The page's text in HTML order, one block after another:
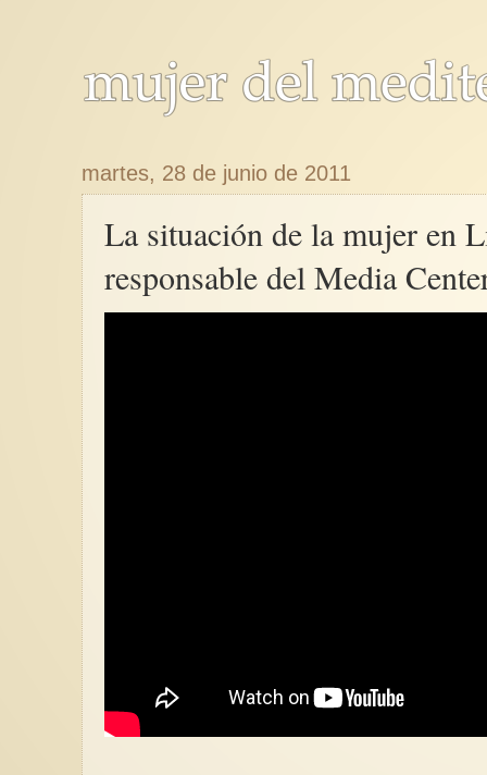
martes, 28 de junio de 2011
La situación de la mujer en
responsable del Media